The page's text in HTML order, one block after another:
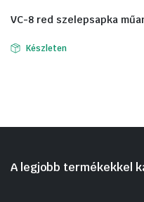
VC-8 red szelepsapka
Készleten
A legjobb termékekkel